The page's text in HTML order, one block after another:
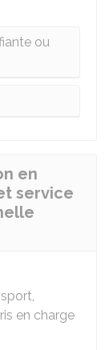
ou
en
service
en charge